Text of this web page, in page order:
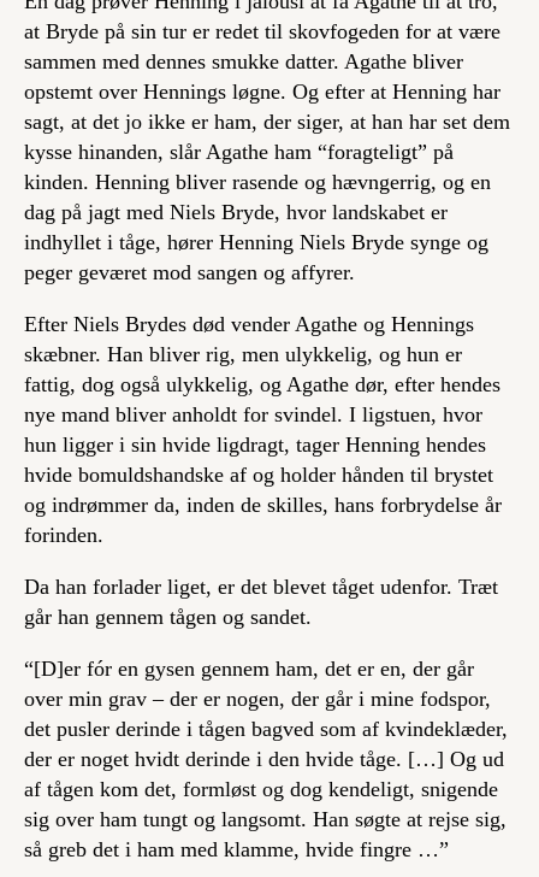
at Bryde på sin tur er redet til skovfogeden for at være
sammen med dennes smukke datter. Agathe bliver
opstemt over Hennings løgne. Og efter at Henning har
sagt, at det jo ikke er ham, der siger, at han har set dem
kysse hinanden, slår Agathe ham “foragteligt” på
kinden. Henning bliver rasende og hævngerrig, og en
dag på jagt med Niels Bryde, hvor landskabet er
indhyllet i tåge, hører Henning Niels Bryde synge og
peger geværet mod sangen og affyrer.
Efter Niels Brydes død vender Agathe og Hennings
skæbner. Han bliver rig, men ulykkelig, og hun er
fattig, dog også ulykkelig, og Agathe dør, efter hendes
nye mand bliver anholdt for svindel. I ligstuen, hvor
hun ligger i sin hvide ligdragt, tager Henning hendes
hvide bomuldshandske af og holder hånden til brystet
og indrømmer da, inden de skilles, hans forbrydelse år
forinden.
Da han forlader liget, er det blevet tåget udenfor. Træt
går han gennem tågen og sandet.
“[D]er fór en gysen gennem ham, det er en, der går
over min grav – der er nogen, der går i mine fodspor,
det pusler derinde i tågen bagved som af kvindeklæder,
der er noget hvidt derinde i den hvide tåge. […] Og ud
af tågen kom det, formløst og dog kendeligt, snigende
sig over ham tungt og langsomt. Han søgte at rejse sig,
så greb det i ham med klamme, hvide fingre …”